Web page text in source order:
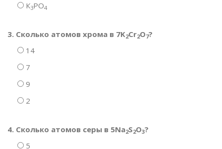
К3РО4
3. Сколько атомов хрома в 7K2Cr2O7?
14
7
9
2
4. Сколько атомов серы в 5Na2S2O3?
5